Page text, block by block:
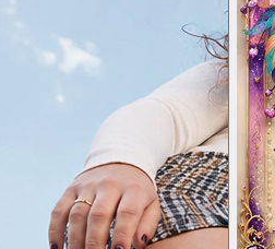
البحوث
4,700 مركب
60 منها بأنها مواد قد تسبب السرطان. توجيه
أو
كتابة النص كالمرفق بدون